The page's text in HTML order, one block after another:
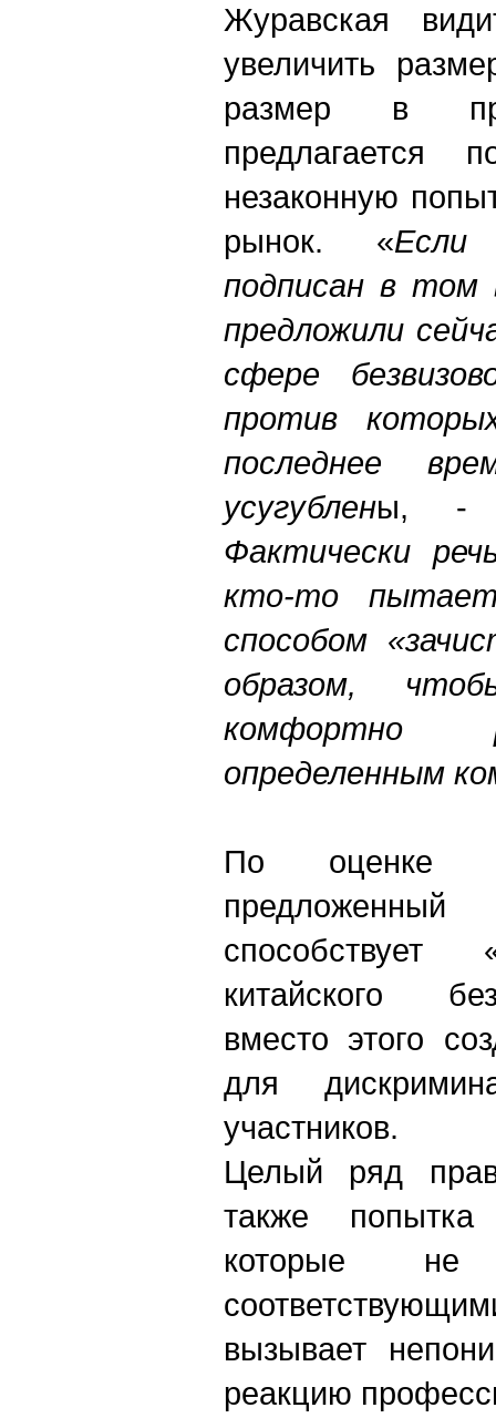
Журавская
увеличить
размер в
незаконную
рынок. «
подписан в том
предложили
сфере
против
последнее
усугублены, -
Фактически
кто-то
способом
образом,
комфортно
определенным
По оценке
способствует
китайского
вместо этого
для
участников.
Целый ряд
также попытка
которые не
вызывает
реакцию